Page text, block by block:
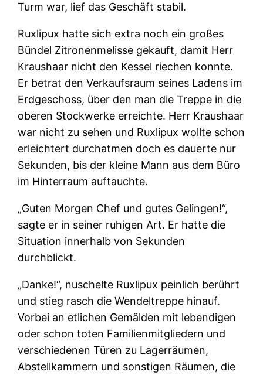
Turm war, lief das Geschäft stabil.
Ruxlipux hatte sich extra noch ein großes
Bündel Zitronenmelisse gekauft, damit Herr
Kraushaar nicht den Kessel riechen konnte.
Er betrat den Verkaufsraum seines Ladens im
Erdgeschoss, über den man die Treppe in die
oberen Stockwerke erreichte. Herr Kraushaar
war nicht zu sehen und Ruxlipux wollte schon
erleichtert durchatmen doch es dauerte nur
Sekunden, bis der kleine Mann aus dem Büro
im Hinterraum auftauchte.
„Guten Morgen Chef und gutes Gelingen!“,
sagte er in seiner ruhigen Art. Er hatte die
Situation innerhalb von Sekunden
durchblickt.
„Danke!“, nuschelte Ruxlipux peinlich berührt
und stieg rasch die Wendeltreppe hinauf.
Vorbei an etlichen Gemälden mit lebendigen
oder schon toten Familienmitgliedern und
verschiedenen Türen zu Lagerräumen,
Abstellkammern und sonstigen Räumen, die